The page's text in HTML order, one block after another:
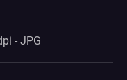
- JPG